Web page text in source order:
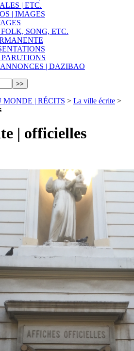
| ETC.
| IMAGES
SONG, ETC.
| DAZIBAO
MONDE | RÉCITS > La ville écrite >
| officielles